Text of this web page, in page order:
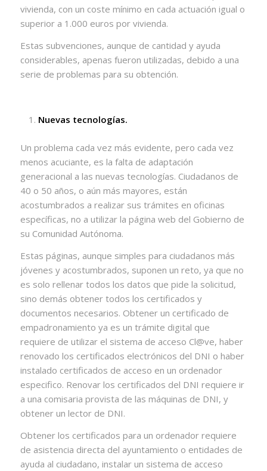
vivienda, con un coste mínimo en cada actuación igual o
superior a 1.000 euros por vivienda.
Estas subvenciones, aunque de cantidad y ayuda
considerables, apenas fueron utilizadas, debido a una
serie de problemas para su obtención.
Nuevas tecnologías.
Un problema cada vez más evidente, pero cada vez
menos acuciante, es la falta de adaptación
generacional a las nuevas tecnologías. Ciudadanos de
40 o 50 años, o aún más mayores, están
acostumbrados a realizar sus trámites en oficinas
específicas, no a utilizar la página web del Gobierno de
su Comunidad Autónoma.
Estas páginas, aunque simples para ciudadanos más
jóvenes y acostumbrados, suponen un reto, ya que no
es solo rellenar todos los datos que pide la solicitud,
sino demás obtener todos los certificados y
documentos necesarios. Obtener un certificado de
empadronamiento ya es un trámite digital que
requiere de utilizar el sistema de acceso Cl@ve, haber
renovado los certificados electrónicos del DNI o haber
instalado certificados de acceso en un ordenador
especifico. Renovar los certificados del DNI requiere ir
a una comisaria provista de las máquinas de DNI, y
obtener un lector de DNI.
Obtener los certificados para un ordenador requiere
de asistencia directa del ayuntamiento o entidades de
ayuda al ciudadano, instalar un sistema de acceso